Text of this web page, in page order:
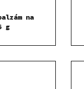
na
g